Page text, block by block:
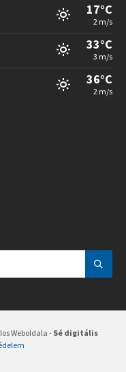
17°C
2 m/s
33°C
3 m/s
36°C
2 m/s
Weboldala - Sé digitális